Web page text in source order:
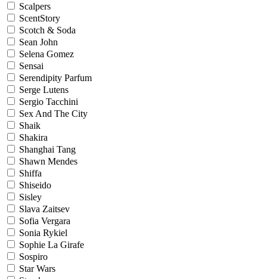
Scalpers
ScentStory
Scotch & Soda
Sean John
Selena Gomez
Sensai
Serendipity Parfum
Serge Lutens
Sergio Tacchini
Sex And The City
Shaik
Shakira
Shanghai Tang
Shawn Mendes
Shiffa
Shiseido
Sisley
Slava Zaitsev
Sofia Vergara
Sonia Rykiel
Sophie La Girafe
Sospiro
Star Wars